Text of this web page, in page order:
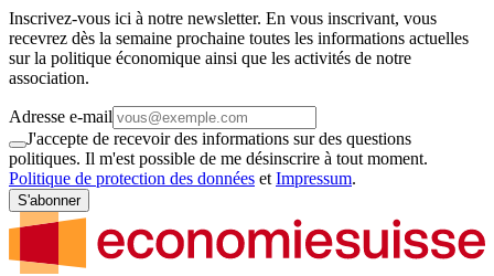
Inscrivez-vous ici à notre newsletter. En vous inscrivant, vous
recevrez dès la semaine prochaine toutes les informations actuelles
sur la politique économique ainsi que les activités de notre
association.
Adresse e-mail
J'accepte de recevoir des informations sur des questions
politiques. Il m'est possible de me désinscrire à tout moment.
Politique de protection des données etImpressum.
S'abonner